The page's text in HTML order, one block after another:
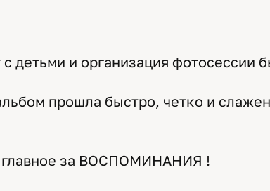
детьми и организация фотосессии
прошла быстро, четко и
главное за ВОСПОМИНАНИЯ !